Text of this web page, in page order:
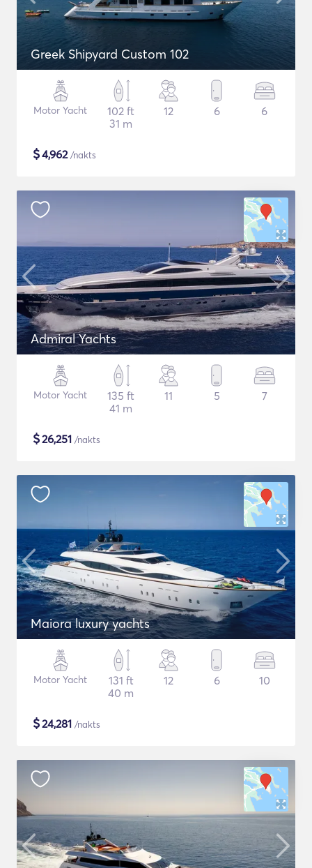
Greek Shipyard Custom 102
Motor Yacht
102 ft
31 m
12 6 6
$4,962/nakts
Admiral Yachts
Motor Yacht
135 ft
41 m
11 5 7
$26,251 /nakts
Maiora luxury yachts
Motor Yacht
131 ft
40 m
12 6 10
$24,281 /nakts